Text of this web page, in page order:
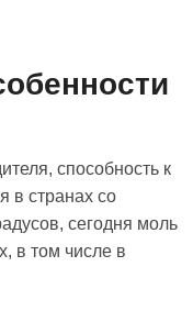
способность к
в странах со
сегодня моль
в том числе в